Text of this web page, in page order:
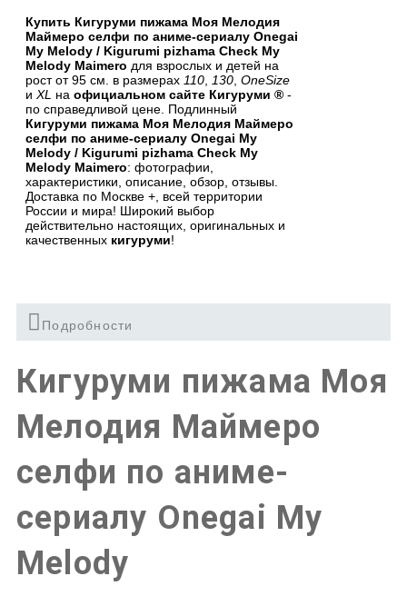
Купить Кигуруми пижама Моя Мелодия
Маймеро селфи по аниме-сериалу Onegai
My Melody / Kigurumi pizhama Check My
Melody Maimero для взрослых и детей на
рост от 95 см. в размерах 110 130 OneSize
и XL на официальном сайте Кигуруми ® -
по справедливой цене. Подлинный
Кигуруми пижама Моя Мелодия Маймеро
селфи по аниме-сериалу Onegai My
Melody / Kigurumi pizhama Check My
Melody Maimero: фотографии,
характеристики, описание, обзор, отзывы.
Доставка по Москве +, всей территории
России и мира! Широкий выбор
действительно настоящих, оригинальных и
качественных кигуруми!
Подробности
Кигуруми пижама Моя
Мелодия Маймеро
селфи по аниме-
сериалу Onegai My
Melody